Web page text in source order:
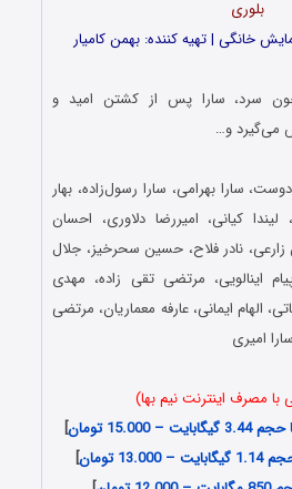
بلوری
خانگی | تهیه کننده: بهمن کامیار
خون سرد، سارا پس از کشتن امید و
می‌گیرد و…
سارا بهرامی، سارا رسول‌زاده، بهار
لیندا کیانی، امیررضا دلاوری، احسان
نادر فلاح، حسین سحر‌خیز، جلال
اینالویی، مرتضی تقی زاده، مهدی
الهام ایمانی، عارفه معماریان، مرتضی
امیری
با مصرف اینترنت نیم بها)
]
]